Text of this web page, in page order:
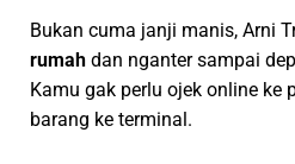
Bukan cuma janji manis, Arni
rumah dan nganter sampai
Kamu gak perlu ojek online ke
barang ke terminal.